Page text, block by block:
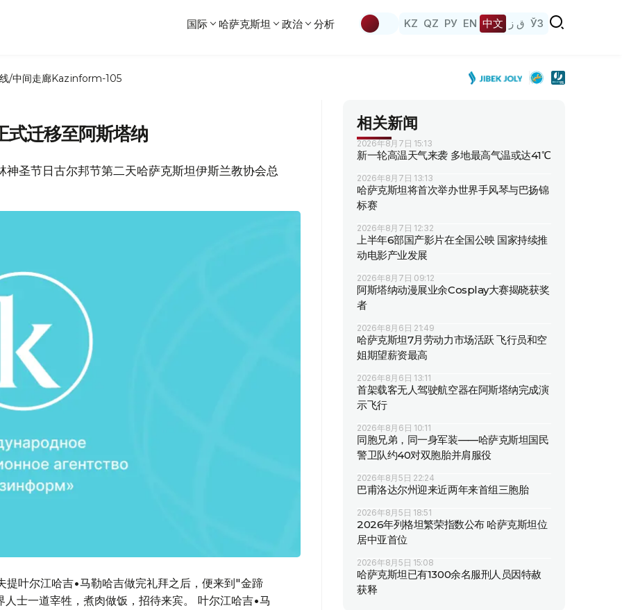
国际 哈萨克斯坦 政治 分析 KZ QZ РУ EN 中文 ق ز ЎЗ
/中间走廊Kazinform-105
式迁移至阿斯塔纳
圣节日古尔邦节第二天哈萨克斯坦伊斯兰教协会总
叶尔江哈吉•马勒哈吉做完礼拜之后，便来到"金蹄
士一道宰牲，煮肉做饭，招待来宾。 叶尔江哈吉•马
相关新闻
2026年8月7日 15:13
新一轮高温天气来袭 多地最高气温或达41℃
2026年8月7日 13:13
哈萨克斯坦将首次举办世界手风琴与巴扬锦
标赛
2026年8月7日 12:32
上半年6部国产影片在全国公映 国家持续推
动电影产业发展
2026年8月7日 09:12
阿斯塔纳动漫展业余Cosplay大赛揭晓获奖
者
2026年8月6日 21:49
哈萨克斯坦7月劳动力市场活跃 飞行员和空
姐期望薪资最高
2026年8月6日 13:11
首架载客无人驾驶航空器在阿斯塔纳完成演
示飞行
2026年8月6日 10:11
同胞兄弟，同一身军装——哈萨克斯坦国民
警卫队约40对双胞胎并肩服役
2026年8月5日 22:24
巴甫洛达尔州迎来近两年来首组三胞胎
2026年8月5日 18:51
2026年列格坦繁荣指数公布 哈萨克斯坦位
居中亚首位
2026年8月5日 15:08
哈萨克斯坦已有1300余名服刑人员因特赦
获释